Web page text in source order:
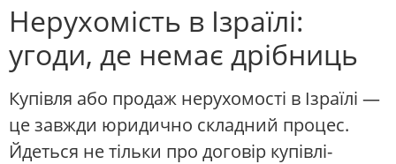
Нерухомість в Ізраїлі:
угоди, де немає дрібниць
Купівля або продаж нерухомості в Ізраїлі —
це завжди юридично складний процес.
Йдеться не тільки про договір купівлі-